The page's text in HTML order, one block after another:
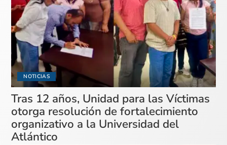
NOTICIAS
Tras 12 años, Unidad para las Víctimas
otorga resolución de fortalecimiento
organizativo a la Universidad del
Atlántico